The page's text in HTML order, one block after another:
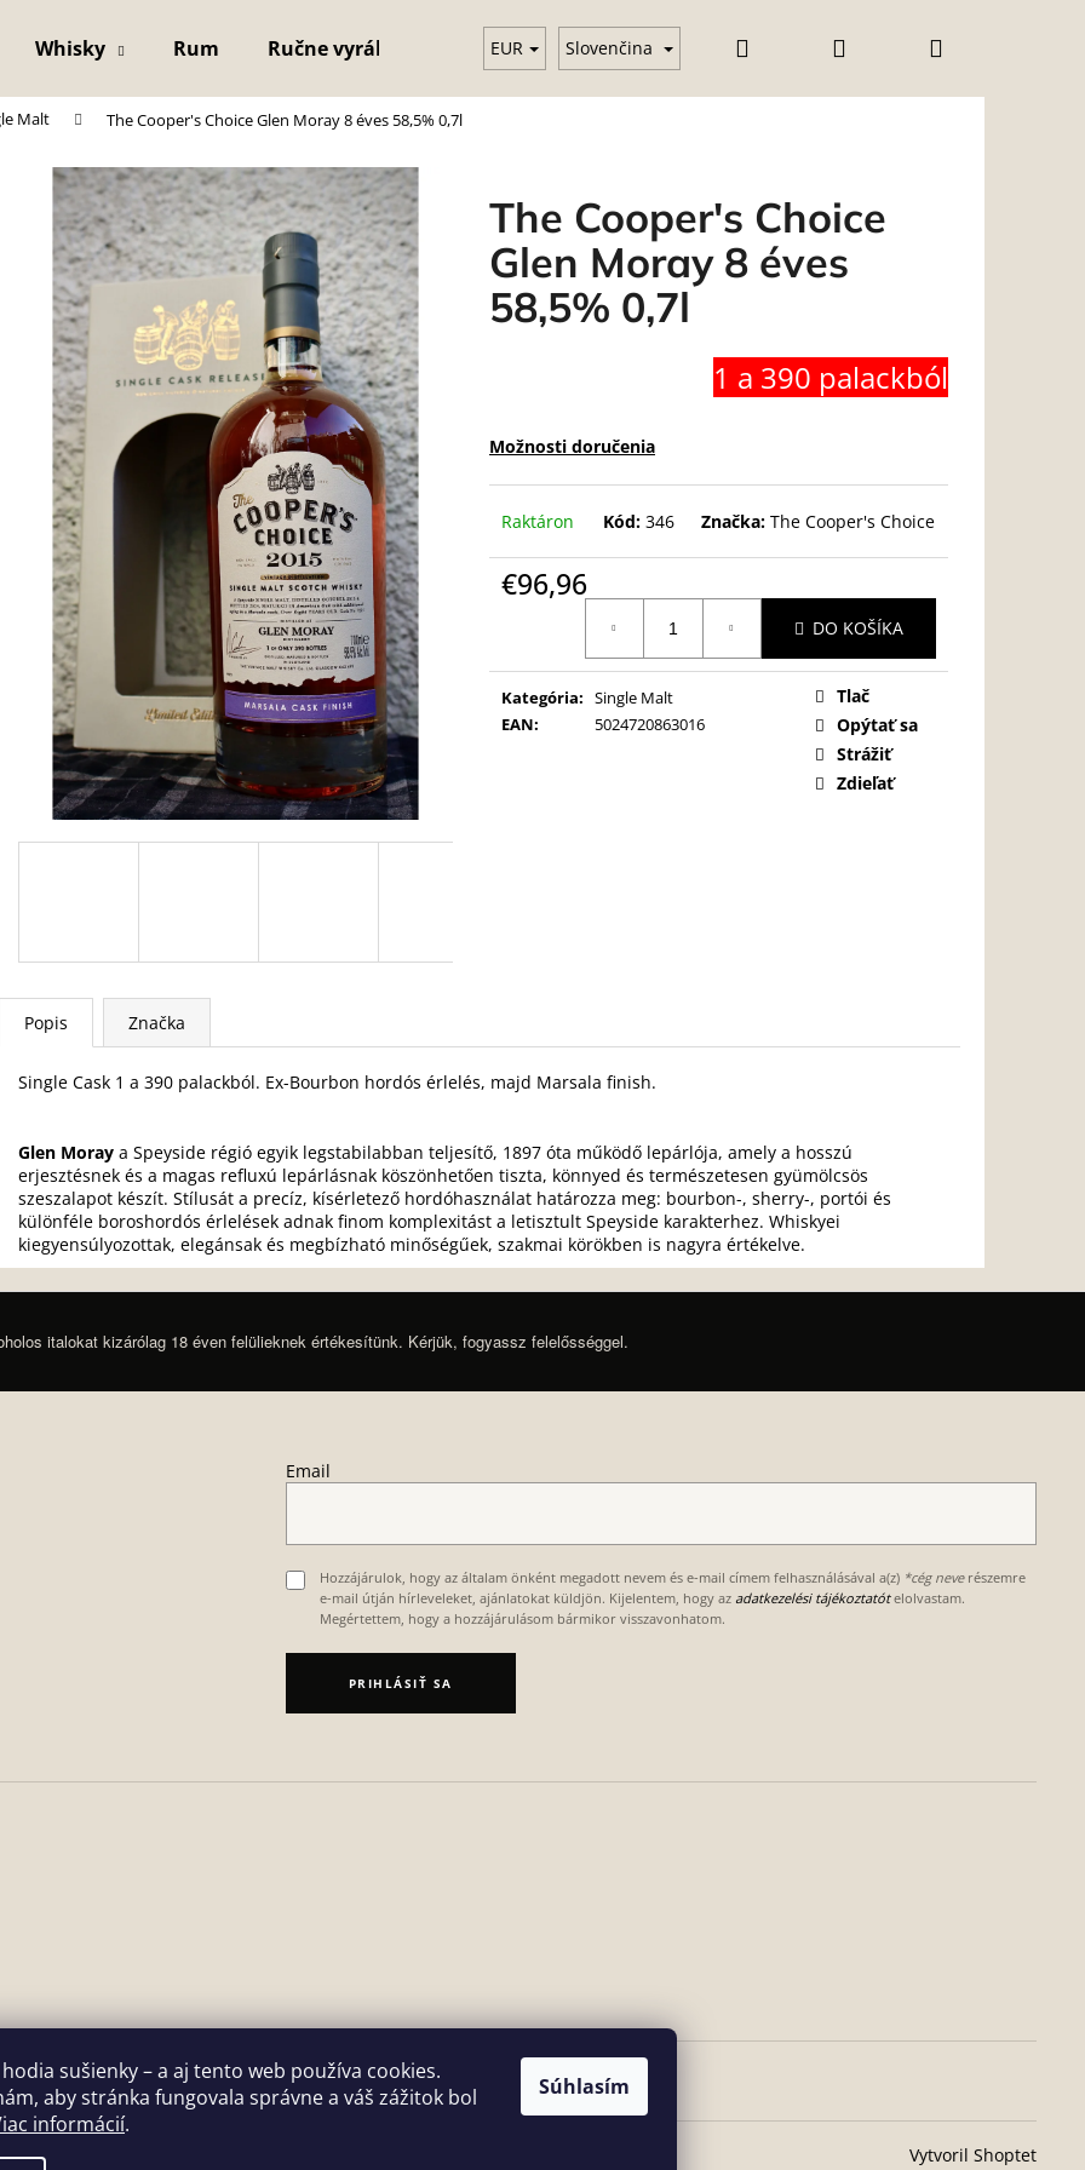
hodia sušienky – a aj tento web používa cookies.
aby stránka fungovala správne a váš zážitok bol
informácií.
Súhlasím
a
Whisky Rum Ručne vyrábaný krištáľový pohár Vodka Gin Üzleti feltételek (ÁSZF)
EUR Slovenčina Prihlásenie
Malt The Cooper's Choice Glen Moray 8 éves 58,5% 0,7l
The Cooper's Choice
Glen Moray 8 éves
58,5% 0,7l
1 a 390 palackból
Možnosti doručenia
Raktáron Kód: 346 Značka: The Cooper's Choice
€96,96
DO KOŠÍKA
Kategória: Single Malt
EAN: 5024720863016
Tlač
Opýtať sa
Strážiť
Zdieľať
Popis Značka
Single Cask 1 a 390 palackból. Ex-Bourbon hordós érlelés, majd Marsala finish.
Glen Moray a Speyside régió egyik legstabilabban teljesítő, 1897 óta működő lepárlója, amely a hosszú
erjesztésnek és a magas refluxú lepárlásnak köszönhetően tiszta, könnyed és természetesen gyümölcsös
szeszalapot készít. Stílusát a precíz, kísérletező hordóhasználat határozza meg: bourbon-, sherry-, portói és
különféle boroshordós érlelések adnak finom komplexitást a letisztult Speyside karakterhez. Whiskyei
kiegyensúlyozottak, elegánsak és megbízható minőségűek, szakmai körökben is nagyra értékelve.
Čo potrebujete nájsť?
HĽADAŤ
italokat kizárólag 18 éven felülieknek értékesítünk. Kérjük, fogyassz felelősséggel.
Email
Hozzájárulok, hogy az általam önként megadott nevem és e-mail címem felhasználásával a(z) *cég neverészemre
e-mail útján hírleveleket, ajánlatokat küldjön. Kijelentem, hogy az adatkezelési tájékoztatót elolvastam.
Megértettem, hogy a hozzájárulásom bármikor visszavonhatom.
PRIHLÁSIŤ SA
Vytvoril Shoptet
nastavenie cookies